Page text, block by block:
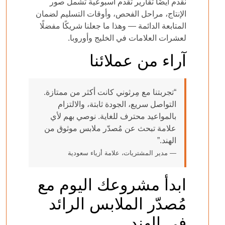
الإنتاج، مراحل الفحص، وأوقات التسليم لضمان
المتابعة الدائمة — وهذا ما جعلنا شريكًا مفضلًا
لعشرات العلامات في الخليج وأوروبا.
آراء من عملائنا
“تجربتنا مع مِرثوني كانت أكثر من ممتازة.
التواصل سريع، الجودة ثابتة، والالتزام
بالمواعيد محترف للغاية. نوصي بهم لأي
علامة تبحث عن مُصدّر ملابس موثوق من
الهند.”
— مدير المشتريات، علامة أزياء سعودية
ابدأ مشروعك اليوم مع
مُصدّر الملابس الرائد